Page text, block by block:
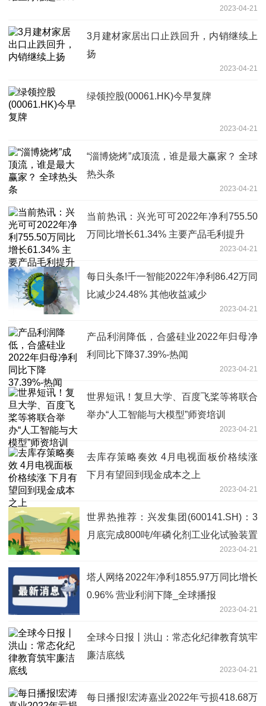
2023-04-21
3月建材家居出口止跌回升，内销继续上
扬
2023-04-21
绿领控股(00061.HK)今早复牌
2023-04-21
“淄博烧烤”成顶流，谁是最大赢家？ 全球
热头条
2023-04-21
当前热讯：兴光可可2022年净利755.50
万同比增长61.34% 主要产品毛利提升
2023-04-21
每日头条!千一智能2022年净利86.42万同
比减少24.48% 其他收益减少
2023-04-21
产品利润降低，合盛硅业2022年归母净
利同比下降37.39%-热闻
2023-04-21
世界短讯！复旦大学、百度飞桨等将联合
举办“人工智能与大模型”师资培训
2023-04-21
去库存策略奏效 4月电视面板价格续涨
下月有望回到现金成本之上
2023-04-21
世界热推荐：兴发集团(600141.SH)：3
月底完成800吨/年磷化剂工业化试验装置
2023-04-21
塔人网络2022年净利1855.97万同比增长
0.96% 营业利润下降_全球播报
2023-04-21
全球今日报丨洪山：常态化纪律教育筑牢
廉洁底线
2023-04-21
每日播报!宏涛嘉业2022年亏损418.68万